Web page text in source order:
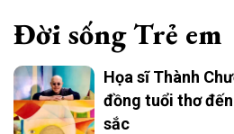
Đời sống Trẻ em
Họa sĩ Thành
đồng tuổi thơ
sắc